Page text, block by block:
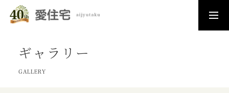
ギャラリー
GALLERY